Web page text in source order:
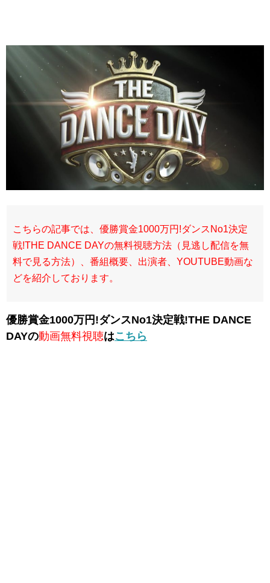
こちらの記事では、優勝賞金1000万円!ダンスNo1決定
戦!THE DANCE DAYの無料視聴方法（見逃し配信を無
料で見る方法）、番組概要、出演者、YOUTUBE動画な
どを紹介しております。
優勝賞金1000万円!ダンスNo1決定戦!THE DANCE
DAYの動画無料視聴はこちら